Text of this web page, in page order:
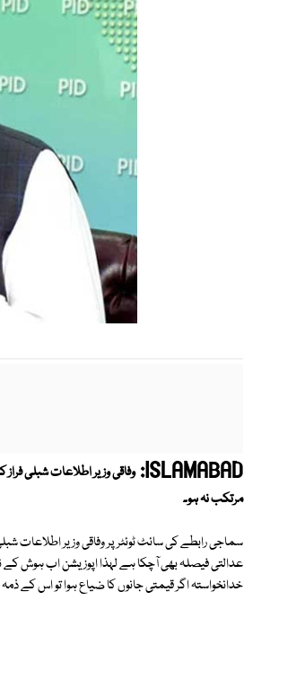
ISLAMABAD: وفاقی وزیر اطلاعات شبلی
مرتکب نہ ہو۔
سماجی رابطے کی سائٹ ٹوئٹر پر وفاقی وزیر اطلاعات
عدالتی فیصلہ بھی آچکا ہے لہذا اپوزیشن اب ہوش
خدانخواستہ اگر قیمتی جانوں کا ضیاع ہوا تو اس کے